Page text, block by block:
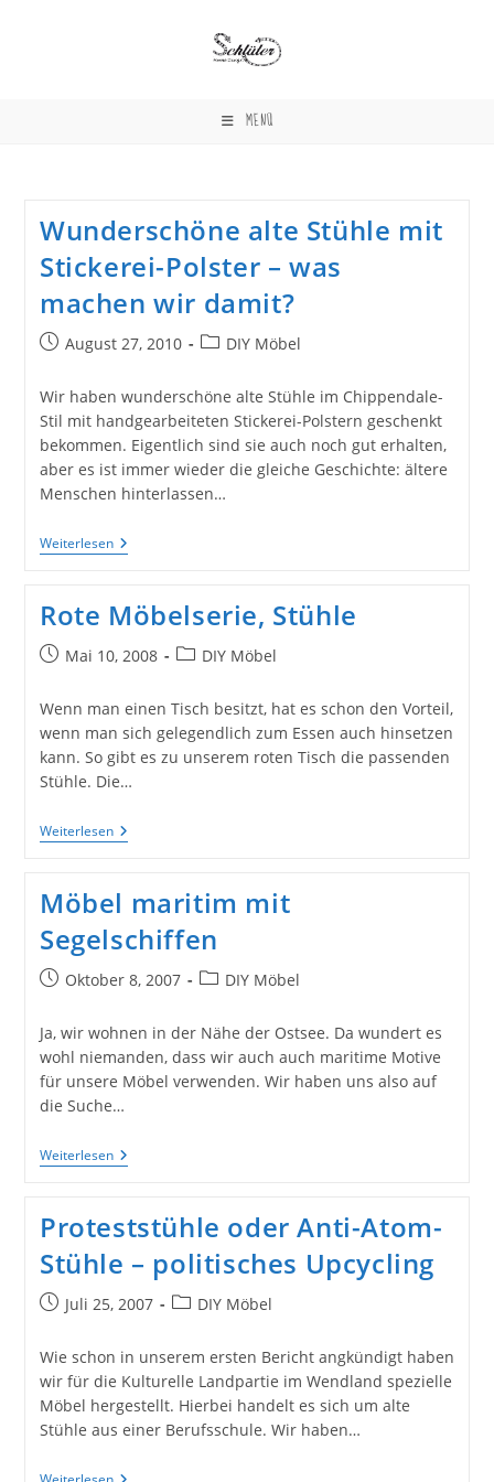
MENÜ
Wunderschöne alte Stühle mit
Stickerei-Polster – was
machen wir damit?
BeitragAugust 27, 2010
Beitrags-
DIY Möbel
Wir haben wunderschöne alte Stühle im Chippendale-
Stil mit handgearbeiteten Stickerei-Polstern geschenkt
bekommen. Eigentlich sind sie auch noch gut erhalten,
aber es ist immer wieder die gleiche Geschichte: ältere
Menschen hinterlassen…
WeiterlesenWunderschöne
Alte
Stickerei-
Polster
–
Was
Wir
Damit?
Rote Möbelserie, Stühle
BeitragMai 10, 2008
Beitrags-
DIY Möbel
Wenn man einen Tisch besitzt, hat es schon den Vorteil,
wenn man sich gelegendlich zum Essen auch hinsetzen
kann. So gibt es zu unserem roten Tisch die passenden
Stühle. Die…
WeiterlesenRote
Möbelserie,
Möbel maritim mit
Segelschiffen
BeitragOktober 8, 2007
Beitrags-
DIY Möbel
Ja, wir wohnen in der Nähe der Ostsee. Da wundert es
wohl niemanden, dass wir auch auch maritime Motive
für unsere Möbel verwenden. Wir haben uns also auf
die Suche…
WeiterlesenMöbel
Maritim
Proteststühle oder Anti-Atom-
Stühle – politisches Upcycling
BeitragJuli 25, 2007
Beitrags-
DIY Möbel
Wie schon in unserem ersten Bericht angkündigt haben
wir für die Kulturelle Landpartie im Wendland spezielle
Möbel hergestellt. Hierbei handelt es sich um alte
Stühle aus einer Berufsschule. Wir haben…